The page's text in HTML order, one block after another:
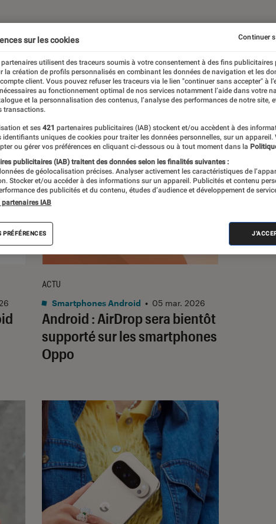
Android : AirDrop sera bientôt
supporté sur les smartphones
Oppo
ACTU
Smartphones Android • 05 mar. 2026
sur les cookies
partenaires utilisent des traceurs soumis à votre consentement à des fins publicitaires
la création de profils personnalisés en combinant les données de navigation et les
compte client. Vous pouvez refuser les traceurs via le lien "continuer sans accepter" à
au fonctionnement optimal de nos services notamment l’aide dans votre
et la personnalisation des contenus, l’analyse des performances de notre site,
transactions.
et ses 421 partenaires publicitaires (IAB) stockent et/ou accèdent à des
identifiants uniques de cookies pour traiter les données personnelles, sur un appareil.
ou gérer vos préférences en cliquant ci-dessous ou à tout moment dans la
publicitaires (IAB) traitent des données selon les finalités suivantes :
de géolocalisation précises. Analyser activement les caractéristiques de
Stocker et/ou accéder à des informations sur un appareil. Publicités et contenu
des publicités et du contenu, études d’audience et développement de
partenaires IAB
PRÉFÉRENCES
Continuer